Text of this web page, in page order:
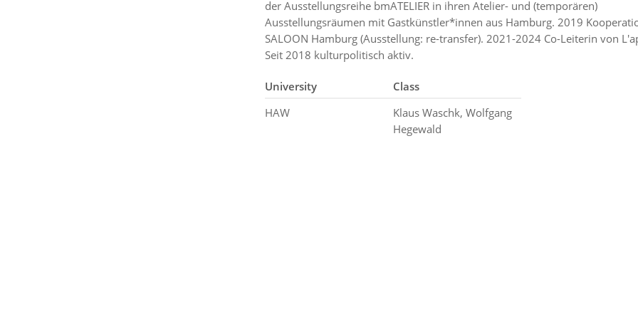
der Ausstellungsreihe bmATELIER in ihren Atelier- und (temporären)
Ausstellungsräumen mit Gastkünstler*innen aus Hamburg. 2019
SALOON Hamburg (Ausstellung: re-transfer). 2021-2024 Co-Leiterin von
Seit 2018 kulturpolitisch aktiv.
University
HAW
Class
Klaus Waschk, Wolfgang
Hegewald